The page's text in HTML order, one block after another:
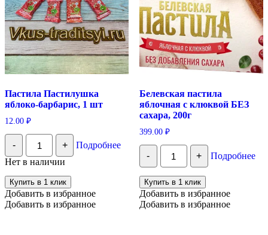
Пастила Пастилушка
яблоко-барбарис, 1 шт
12.00 ₽
-
Количество
Пастила
Пастилушка
яблоко-
барбарис,
1
шт
+
Подробнее
Нет в наличии
Купить в 1 клик
Добавить в избранное
Добавить в избранное
Белевская пастила
яблочная с клюквой БЕЗ
сахара, 200г
399.00 ₽
-
Количество
Белевская
пастила
яблочная
с
клюквой
БЕЗ
+ Подробнее
Купить в 1 клик
Добавить в избранное
Добавить в избранное